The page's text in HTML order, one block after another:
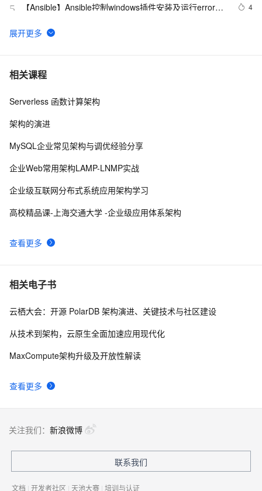
5
【Ansible】Ansible控制windows插件安装及运行error与
4
6 基于资源编排和 Ansible 在 VPC 下快速交付应用
7 一星期没完成Ansible任务
8 ansible实战与配置 Ⅱ
10Linux Centos 服务器免密验证（ansible版/非root用户）
相关课程
查看更多
Serverless 函数计算架构
架构的演进
MySQL企业常见架构与调优经验分享
企业Web常用架构LAMP-LNMP实战
企业级互联网分布式系统应用架构学习
高校精品课-上海交通大学 -企业级应用体系架构
相关电子书
查看更多
云栖大会：开源 PolarDB 架构演进、关键技术与社区建设
从技术到架构，云原生全面加速应用现代化
MaxCompute架构升级及开放性解读
关注我们： 新浪微博
联系我们
文档 | 开发者社区 | 天池大赛 | 培训与认证